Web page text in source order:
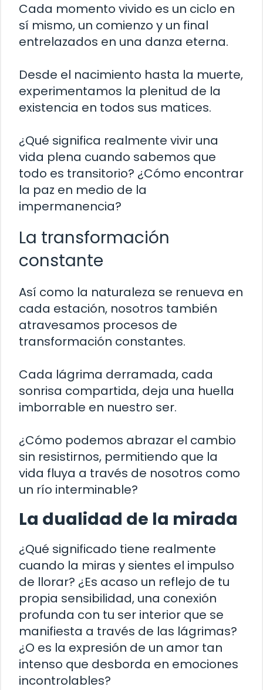
Cada momento vivido es un ciclo en
sí mismo, un comienzo y un final
entrelazados en una danza eterna.
Desde el nacimiento hasta la muerte,
experimentamos la plenitud de la
existencia en todos sus matices.
¿Qué significa realmente vivir una
vida plena cuando sabemos que
todo es transitorio? ¿Cómo encontrar
la paz en medio de la
impermanencia?
La transformación
constante
Así como la naturaleza se renueva en
cada estación, nosotros también
atravesamos procesos de
transformación constantes.
Cada lágrima derramada, cada
sonrisa compartida, deja una huella
imborrable en nuestro ser.
¿Cómo podemos abrazar el cambio
sin resistirnos, permitiendo que la
vida fluya a través de nosotros como
un río interminable?
La dualidad de la mirada
¿Qué significado tiene realmente
cuando la miras y sientes el impulso
de llorar? ¿Es acaso un reflejo de tu
propia sensibilidad, una conexión
profunda con tu ser interior que se
manifiesta a través de las lágrimas?
¿O es la expresión de un amor tan
intenso que desborda en emociones
incontrolables?